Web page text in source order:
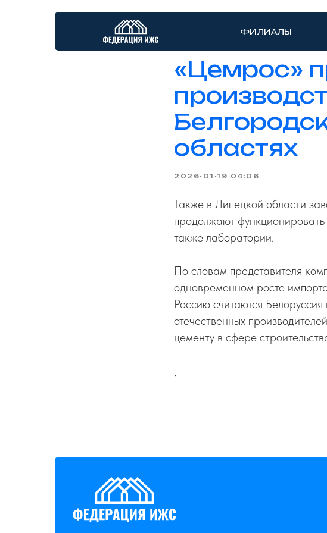
ФИЛИАЛЫ
«Цемрос»
областях
2026-01-19 04:06
Также в Липецкой области
продолжают
также лаборатории.
По словам представителя
одновременном росте
Россию считаются
отечественных
цементу в сфере
-